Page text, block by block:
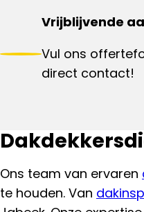
Vrijblijvende
Vul ons
direct contact!
Ons team van ervaren
te houden. Van